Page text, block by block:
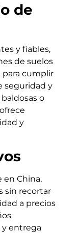
de
y fiables,
de suelos
para cumplir
seguridad y
o
y
en China,
sin recortar
a precios
y entrega